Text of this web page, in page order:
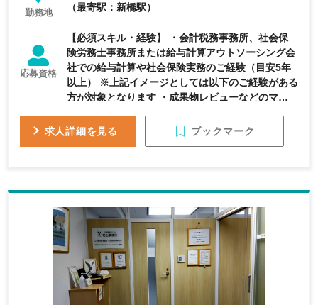
勤務地
（最寄駅：新橋駅）
応募資格
【必須スキル・経験】 ・会計税務事務所、社会保
険労務士事務所または給与計算アウトソーシング会
社での給与計算や社会保険実務のご経験（目安5年
以上） ※上記イメージとしては以下のご経験がある
方が対象となります ・成果物レビューなどのマネ
対して責任を持つポジションでの業務のご経験（1
方 ・英文メールの業務使用経験者 ※ご入社後に、
英語の案件にも今後携わっていただく可能性があり
ます 英語に抵抗がないだけでも歓迎です！ ～下
記のご経験がある方歓迎です～ ・労務デューデリ
ジェンス ・人事評価制度 ・規定の構築のご経験 ・
マネージャーのご経験
求人詳細を見る ブックマーク